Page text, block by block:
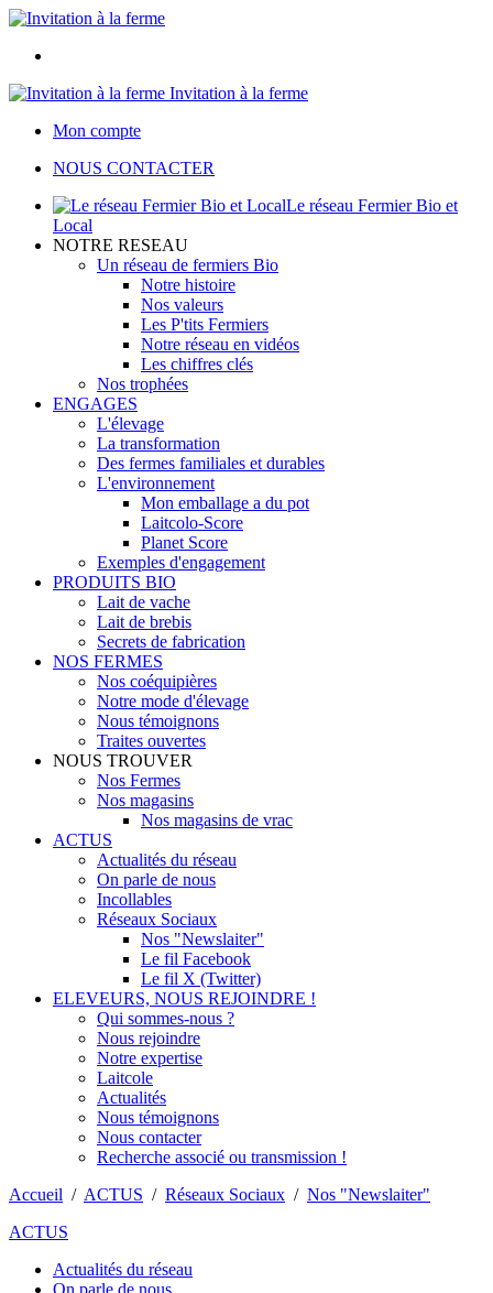
Invitation à la ferme
Mon compte
NOUS CONTACTER
Le réseau Fermier Bio et
Local
NOTRE RESEAU
Un réseau de fermiers Bio
Notre histoire
Nos valeurs
Les P'tits Fermiers
Notre réseau en vidéos
Les chiffres clés
Nos trophées
ENGAGES
L'élevage
La transformation
Des fermes familiales et durables
L'environnement
Mon emballage a du pot
Laitcolo-Score
Planet Score
Exemples d'engagement
PRODUITS BIO
Lait de vache
Lait de brebis
Secrets de fabrication
NOS FERMES
Nos coéquipières
Notre mode d'élevage
Nous témoignons
Traites ouvertes
NOUS TROUVER
Nos Fermes
Nos magasins
Nos magasins de vrac
ACTUS
Actualités du réseau
On parle de nous
Incollables
Réseaux Sociaux
Nos "Newslaiter"
Le fil Facebook
Le fil X (Twitter)
ELEVEURS, NOUS REJOINDRE !
Qui sommes-nous ?
Nous rejoindre
Notre expertise
Laitcole
Actualités
Nous témoignons
Nous contacter
Recherche associé ou transmission !
Accueil / ACTUS / Réseaux Sociaux / Nos "Newslaiter"
ACTUS
Actualités du réseau
On parle de nous